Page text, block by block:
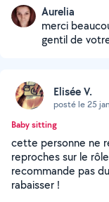
Aurelia
merci
gentil de
Elisée V.
posté le 25
Baby sitting
cette personne ne
reproches sur le
recommande pas
rabaisser !